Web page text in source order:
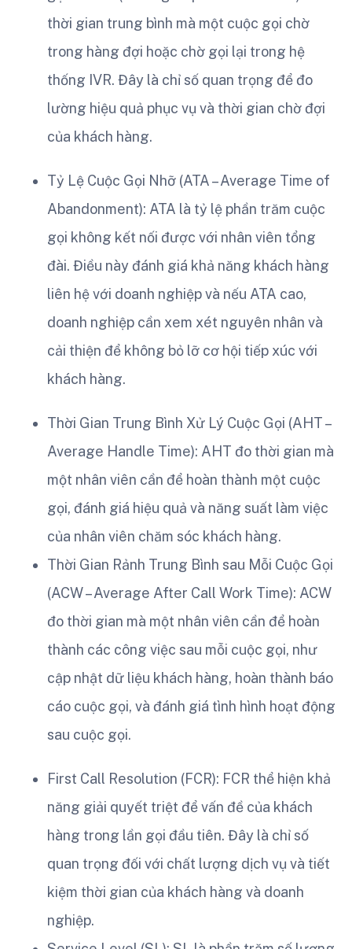
thời gian trung bình mà một cuộc gọi chờ
trong hàng đợi hoặc chờ gọi lại trong hệ
thống IVR. Đây là chỉ số quan trọng để đo
lường hiệu quả phục vụ và thời gian chờ đợi
của khách hàng.
Tỷ Lệ Cuộc Gọi Nhỡ (ATA – Average Time of
Abandonment): ATA là tỷ lệ phần trăm cuộc
gọi không kết nối được với nhân viên tổng
đài. Điều này đánh giá khả năng khách hàng
liên hệ với doanh nghiệp và nếu ATA cao,
doanh nghiệp cần xem xét nguyên nhân và
cải thiện để không bỏ lỡ cơ hội tiếp xúc với
khách hàng.
Thời Gian Trung Bình Xử Lý Cuộc Gọi (AHT –
Average Handle Time): AHT đo thời gian mà
một nhân viên cần để hoàn thành một cuộc
gọi, đánh giá hiệu quả và năng suất làm việc
của nhân viên chăm sóc khách hàng.
Thời Gian Rảnh Trung Bình sau Mỗi Cuộc Gọi
(ACW – Average After Call Work Time): ACW
đo thời gian mà một nhân viên cần để hoàn
thành các công việc sau mỗi cuộc gọi, như
cập nhật dữ liệu khách hàng, hoàn thành báo
cáo cuộc gọi, và đánh giá tình hình hoạt động
sau cuộc gọi.
First Call Resolution (FCR): FCR thể hiện khả
năng giải quyết triệt để vấn đề của khách
hàng trong lần gọi đầu tiên. Đây là chỉ số
quan trọng đối với chất lượng dịch vụ và tiết
kiệm thời gian của khách hàng và doanh
nghiệp.